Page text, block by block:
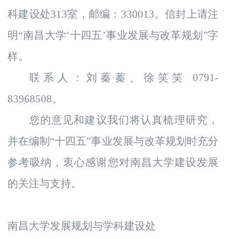
科建设处313室，邮编：330013。信封上请注
明“南昌大学‘十四五’事业发展与改革规划 ”字
样。
联系人：刘蓁蓁、徐笑笑
0791-
83968508。
您的意见和建议我们将认真梳理研究，
并在编制“十四五”事业发展与改革规划时充分
参考吸纳，衷心感谢您对南昌大学建设发展
的关注与支持。
南昌大学发展规划与学科建设处